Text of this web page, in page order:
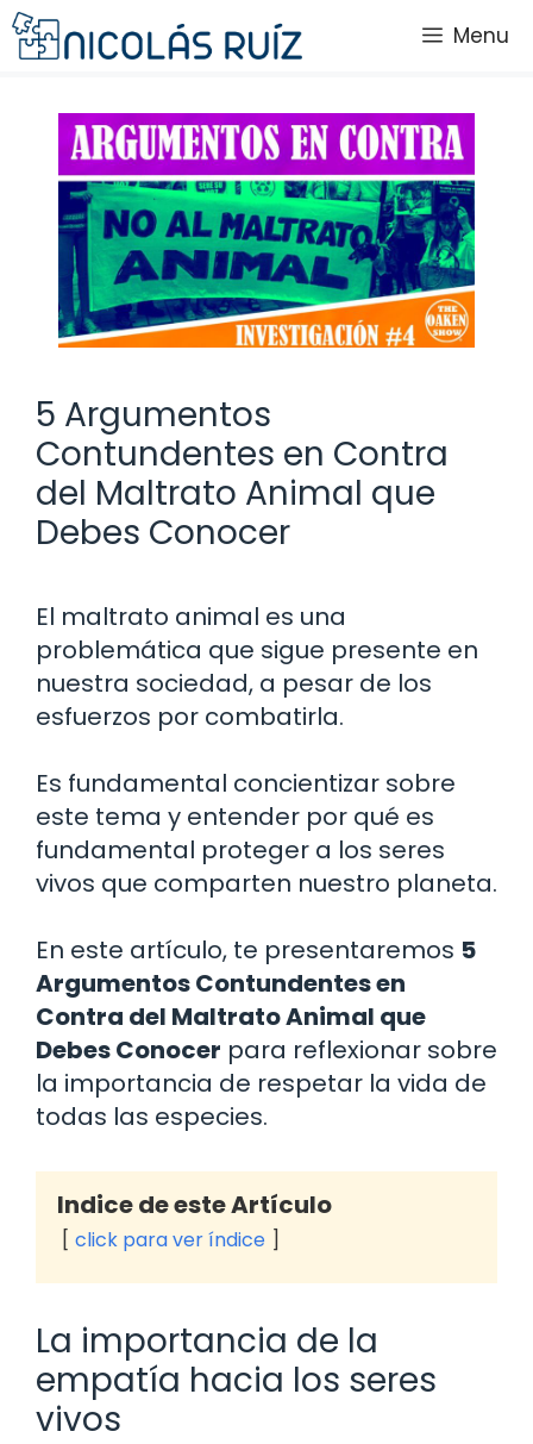
Saltar
al
Menu
5 Argumentos
Contundentes en Contra
del Maltrato Animal que
Debes Conocer
El maltrato animal es una
problemática que sigue presente en
nuestra sociedad, a pesar de los
esfuerzos por combatirla.
Es fundamental concientizar sobre
este tema y entender por qué es
fundamental proteger a los seres
vivos que comparten nuestro planeta.
En este artículo, te presentaremos 5
Argumentos Contundentes en
Contra del Maltrato Animal que
Debes Conocer para reflexionar sobre
la importancia de respetar la vida de
todas las especies.
Indice de este Artículo
click para ver índice
La importancia de la
empatía hacia los seres
vivos